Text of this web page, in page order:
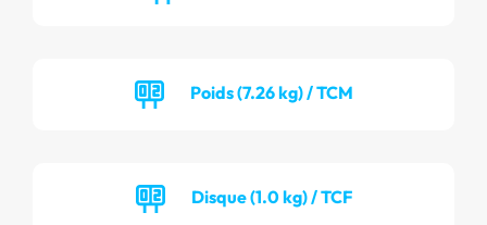
Poids (7.26 kg) / TCM
Disque (1.0 kg) / TCF